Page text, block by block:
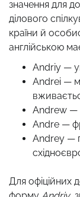
значення для
ділового
країни й
англійською
Andriy —
Andrei —
Andrew —
Andre —
Andrey —
Для офіційних